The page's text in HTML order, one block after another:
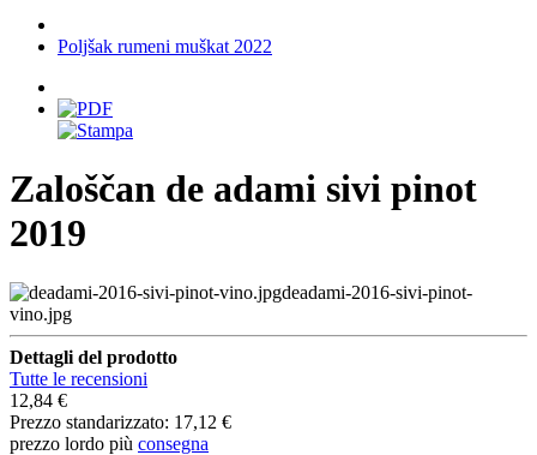
Poljšak rumeni muškat 2022
Zaloščan de adami sivi pinot
2019
deadami-2016-sivi-pinot-
vino.jpg
Dettagli del prodotto
Tutte le recensioni
12,84 €
Prezzo standarizzato: 17,12 €
prezzo lordo più consegna